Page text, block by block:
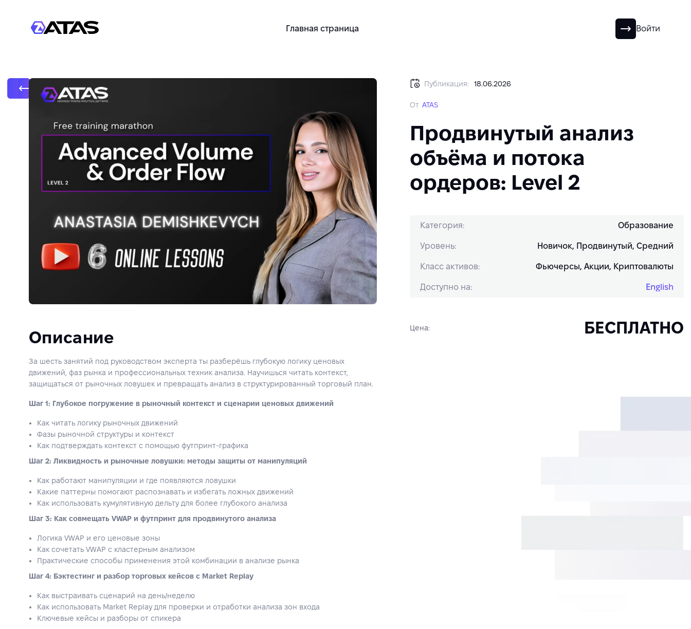
Главная страница Войти
Публикация: 18.06.2026
От ATAS
Продвинутый анализ
объёма и потока
ордеров: Level 2
Категория: Образование
Уровень: Новичок, Продвинутый, Средний
Класс активов: Фьючерсы, Акции, Криптовалюты
Доступно на: English
Цена: БЕСПЛАТНО
Описание
За шесть занятий под руководством эксперта ты разберёшь глубокую логику ценовых
движений, фаз рынка и профессиональных техник анализа. Научишься читать контекст,
защищаться от рыночных ловушек и превращать анализ в структурированный торговый план.
Шаг 1: Глубокое погружение в рыночный контекст и сценарии ценовых движений
Как читать логику рыночных движений
Фазы рыночной структуры и контекст
Как подтверждать контекст с помощью футпринт-графика
Шаг 2: Ликвидность и рыночные ловушки: методы защиты от манипуляций
Как работают манипуляции и где появляются ловушки
Какие паттерны помогают распознавать и избегать ложных движений
Как использовать кумулятивную дельту для более глубокого анализа
Шаг 3: Как совмещать VWAP и футпринт для продвинутого анализа
Логика VWAP и его ценовые зоны
Как сочетать VWAP с кластерным анализом
Практические способы применения этой комбинации в анализе рынка
Шаг 4: Бэктестинг и разбор торговых кейсов с Market Replay
Как выстраивать сценарий на день/неделю
Как использовать Market Replay для проверки и отработки анализа зон входа
Ключевые кейсы и разборы от спикера